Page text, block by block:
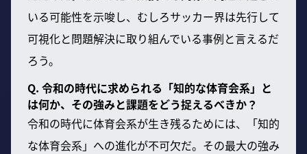
いる可能性を示唆し、むしろサッカー界は先行して
可視化と問題解決に取り組んでいる事例と言えるだ
ろう。
Q. 令和の時代に求められる「知的な体育会系」と
は何か、その強みと課題をどう捉えるべきか？
令和の時代に体育会系が生き残るためには、「知的
な体育会系」への進化が不可欠だ。その最大の強み